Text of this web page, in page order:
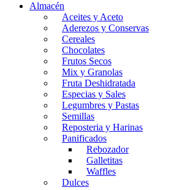
Almacén
Aceites y Aceto
Aderezos y Conservas
Cereales
Chocolates
Frutos Secos
Mix y Granolas
Fruta Deshidratada
Especias y Sales
Legumbres y Pastas
Semillas
Reposteria y Harinas
Panificados
Rebozador
Galletitas
Waffles
Dulces